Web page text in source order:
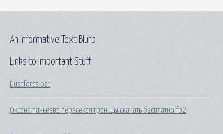
Links to Important Stuff
Dustforce ost
Оксана панкеева пересекая границы скачать бесплатно fb2
An Informative Text Blurb